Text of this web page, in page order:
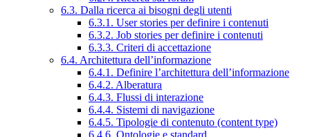
6.3. Dalla ricerca ai bisogni degli utenti
6.3.1. User stories per definire i contenuti
6.3.2. Job stories per definire i contenuti
6.3.3. Criteri di accettazione
6.4. Architettura dell’informazione
6.4.1. Definire l’architettura dell’informazione
6.4.2. Alberatura
6.4.3. Flussi di interazione
6.4.4. Sistemi di navigazione
6.4.5. Tipologie di contenuto (content type)
6.4.6. Ontologie e standard